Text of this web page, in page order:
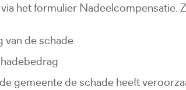
het formulier Nadeelcompensatie.
van de schade
gemeente de schade heeft